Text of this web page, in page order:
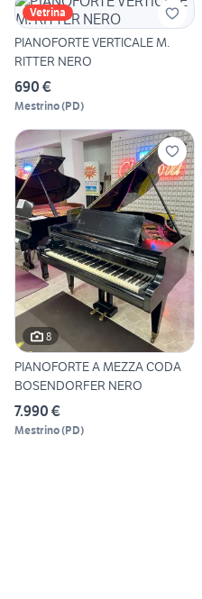
Vetrina
PIANOFORTE VERTICALE M.
RITTER NERO
690 €
Mestrino(PD)
8
PIANOFORTE A MEZZA CODA
BOSENDORFER NERO
7.990 €
Mestrino(PD)